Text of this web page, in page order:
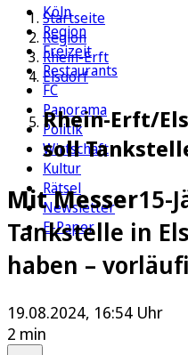
Köln
Region
Freizeit
Restaurants
FC
Panorama
Politik
Wirtschaft
Kultur
Rätsel
Newsletter
E-Paper
Startseite
Region
Rhein-Erft
Elsdorf
Rhein-Erft/
soll
Mit Messer15-
Tankstelle in
haben –
19.08.2024, 16:54 Uhr
2 min